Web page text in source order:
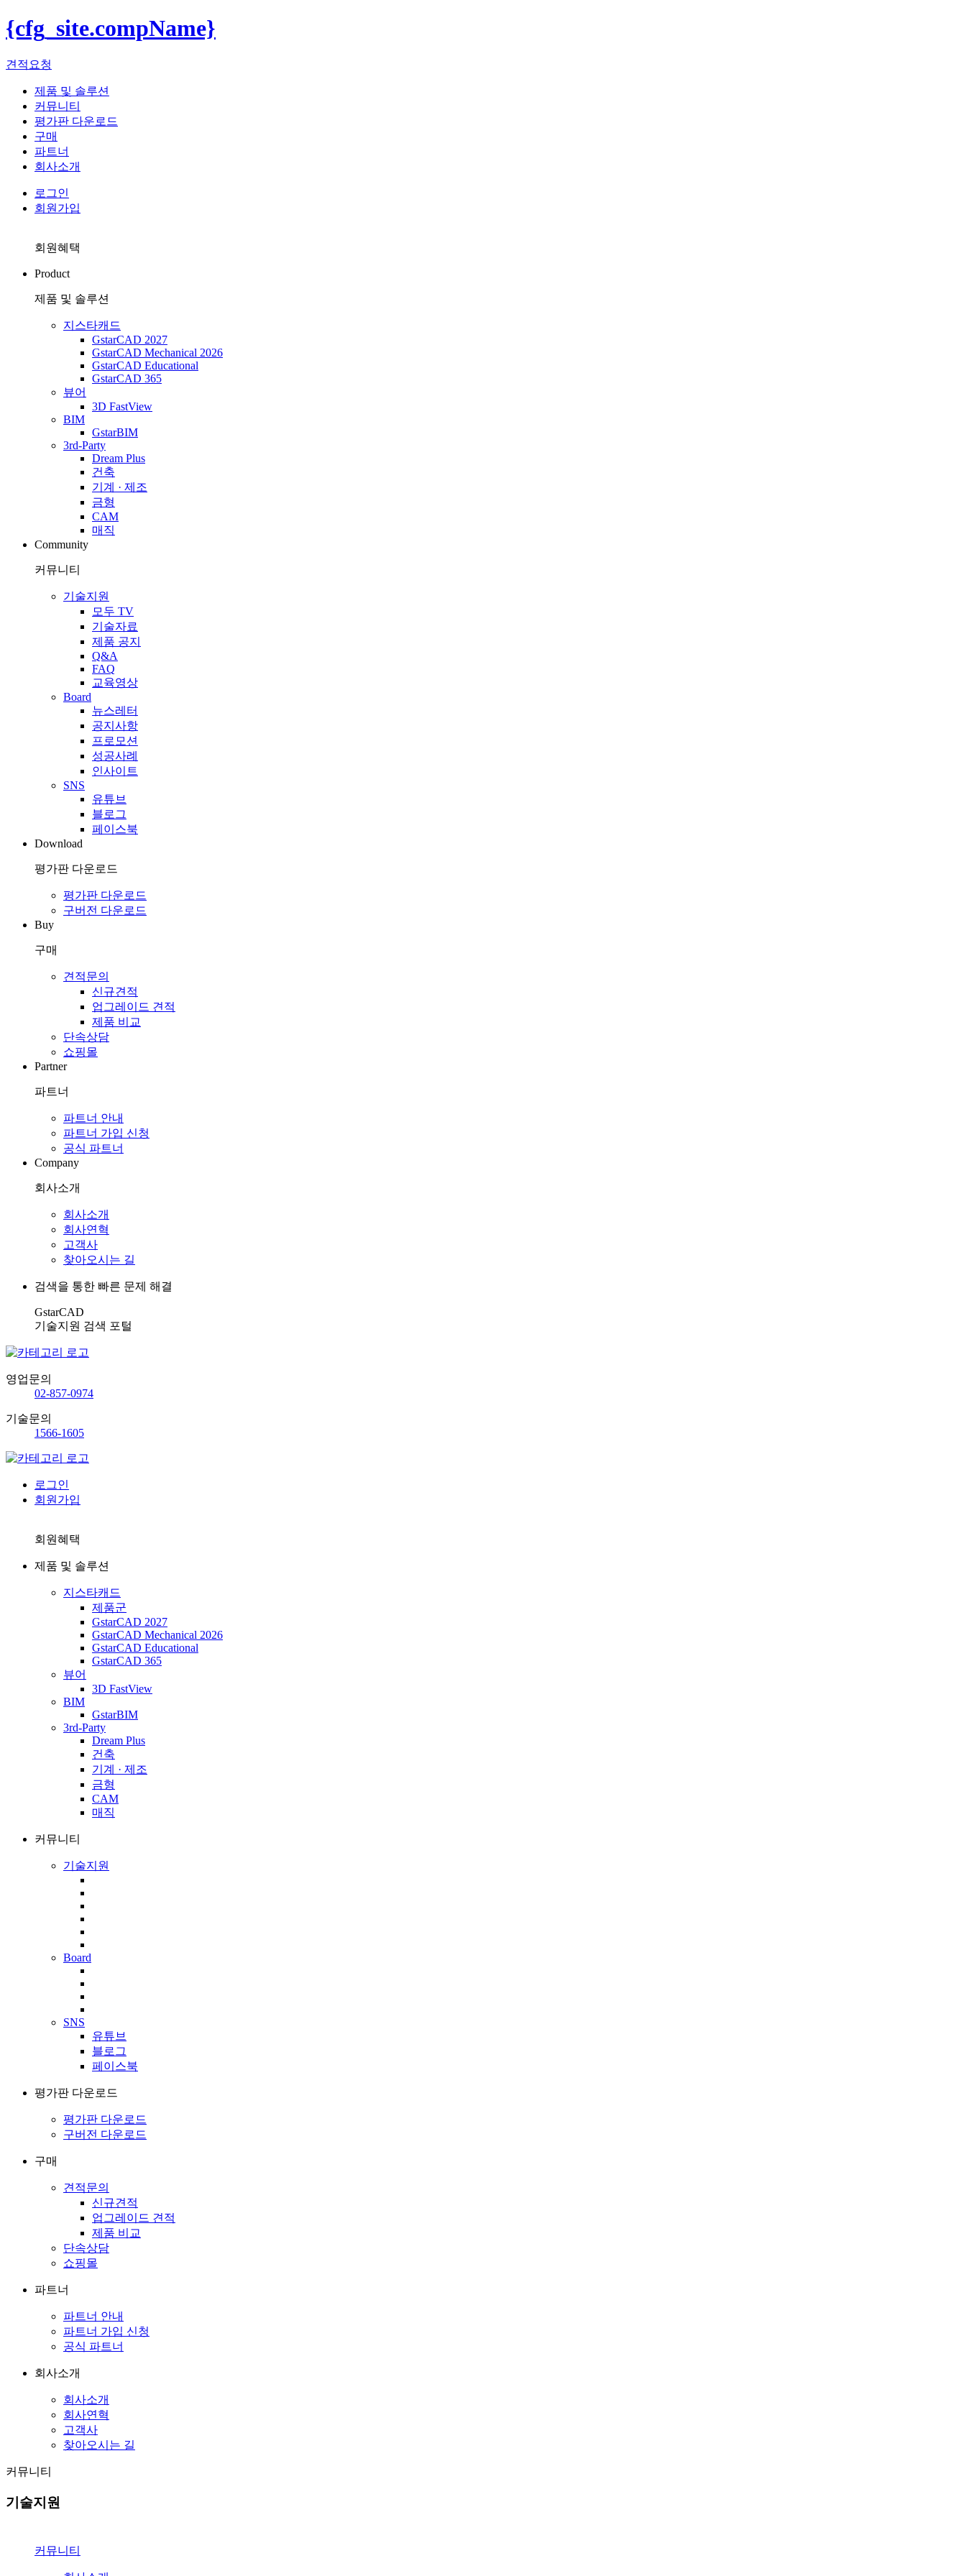
{cfg_site.compName}
견적요청
제품 및 솔루션
커뮤니티
평가판 다운로드
구매
파트너
회사소개
로그인
회원가입
회원혜택
Product
제품 및 솔루션
지스타캐드
GstarCAD 2027
GstarCAD Mechanical 2026
GstarCAD Educational
GstarCAD 365
뷰어
3D FastView
BIM
GstarBIM
3rd-Party
Dream Plus
건축
기계 · 제조
금형
CAM
매직
Community
커뮤니티
기술지원
모두 TV
기술자료
제품 공지
Q&A
FAQ
교육영상
Board
뉴스레터
공지사항
프로모션
성공사례
인사이트
SNS
유튜브
블로그
페이스북
Download
평가판 다운로드
평가판 다운로드
구버전 다운로드
Buy
구매
견적문의
신규견적
업그레이드 견적
제품 비교
단속상담
쇼핑몰
Partner
파트너
파트너 안내
파트너 가입 신청
공식 파트너
Company
회사소개
회사소개
회사연혁
고객사
찾아오시는 길
검색을 통한 빠른 문제 해결
GstarCAD
기술지원 검색 포털
영업문의
02-857-0974
기술문의
1566-1605
로그인
회원가입
회원혜택
제품 및 솔루션
지스타캐드
제품군
GstarCAD 2027
GstarCAD Mechanical 2026
GstarCAD Educational
GstarCAD 365
뷰어
3D FastView
BIM
GstarBIM
3rd-Party
Dream Plus
건축
기계 · 제조
금형
CAM
매직
커뮤니티
기술지원
Board
SNS
유튜브
블로그
페이스북
평가판 다운로드
평가판 다운로드
구버전 다운로드
구매
견적문의
신규견적
업그레이드 견적
제품 비교
단속상담
쇼핑몰
파트너
파트너 안내
파트너 가입 신청
공식 파트너
회사소개
회사소개
회사연혁
고객사
찾아오시는 길
커뮤니티
기술지원
커뮤니티